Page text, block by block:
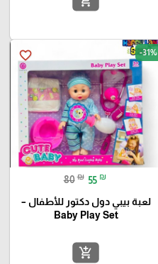
favorite_border -31%
80 ₪ 55 ₪
لعبة بيبي دول دكتور للأطفال –
Baby Play Set
add_shopping_cart